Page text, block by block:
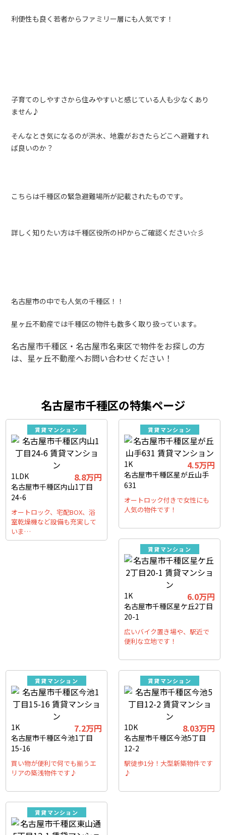
利便性も良く若者からファミリー層にも人気です！
子育てのしやすさから住みやすいと感じている人も少なくあり
ません♪
そんなとき気になるのが洪水、地震がおきたらどこへ避難すれ
ば良いのか？
こちらは千種区の緊急避難場所が記載されたものです。
詳しく知りたい方は千種区役所のHPからご確認ください☆彡
名古屋市の中でも人気の千種区！！
星ヶ丘不動産では千種区の物件も数多く取り扱っています。
名古屋市千種区・名古屋市名東区で物件をお探しの方
は、星ヶ丘不動産へお問い合わせください！
名古屋市千種区の特集ページ
賃貸マンション
1LDK 8.8万円
名古屋市千種区内山1丁目
24-6
オートロック、宅配BOX、浴
室乾燥機など設備も充実して
いま…
賃貸マンション
1K 4.5万円
名古屋市千種区星が丘山手
631
オートロック付きで女性にも
人気の物件です！
賃貸マンション
1K 6.0万円
名古屋市千種区星ケ丘2丁目
20-1
広いバイク置き場や、駅近で
便利な立地です！
賃貸マンション
1K 7.2万円
名古屋市千種区今池1丁目
15-16
買い物が便利で何でも揃うエ
リアの築浅物件です♪
賃貸マンション
1DK 8.03万円
名古屋市千種区今池5丁目
12-2
駅徒歩1分！大型新築物件です
♪
賃貸マンション